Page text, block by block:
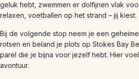
geluk hebt, zwemmen er dolfijnen vlak
relaxen, voetballen op het strand – jij kiest.
Bij de volgende stop neem je een
rotsen en beland je plots op Stokes Bay
parel die je bijna voor jezelf hebt. Hier
avontuur.